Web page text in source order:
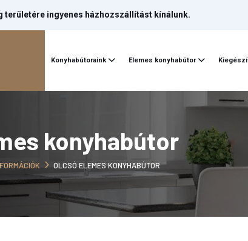
ingyenes házhozszállítást kínálunk.
Konyhabútoraink Elemes konyhabútor
konyhabútor
OLCSÓ ELEMES KONYHABÚTOR